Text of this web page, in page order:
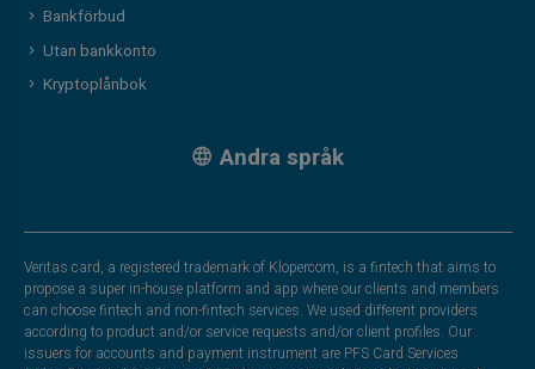
Bankförbud
Utan bankkonto
Kryptoplånbok
Andra språk
Veritas card, a registered trademark of Klopercom, is a fintech that aims to
propose a super in-house platform and app where our clients and members
can choose fintech and non-fintech services. We used different providers
according to product and/or service requests and/or client profiles. Our
issuers for accounts and payment instrument are PFS Card Services